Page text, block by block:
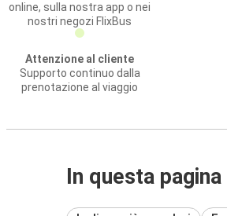
online, sulla nostra app o nei
nostri negozi FlixBus
Attenzione al cliente
Supporto continuo dalla
prenotazione al viaggio
In questa pagina